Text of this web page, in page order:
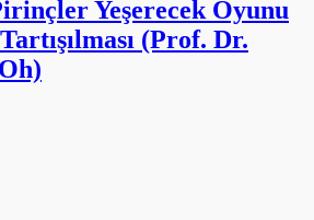
Yeşerecek Oyunu
(Prof. Dr.